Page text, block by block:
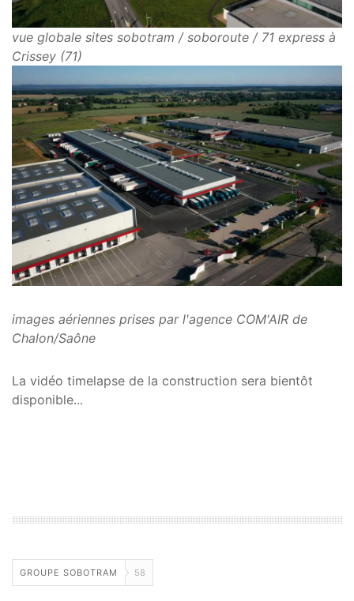
vue globale sites sobotram / soboroute / 71 express à
Crissey (71)
images aériennes prises par l'agence COM'AIR de
Chalon/Saône
La vidéo timelapse de la construction sera bientôt
disponible...
GROUPE SOBOTRAM 58